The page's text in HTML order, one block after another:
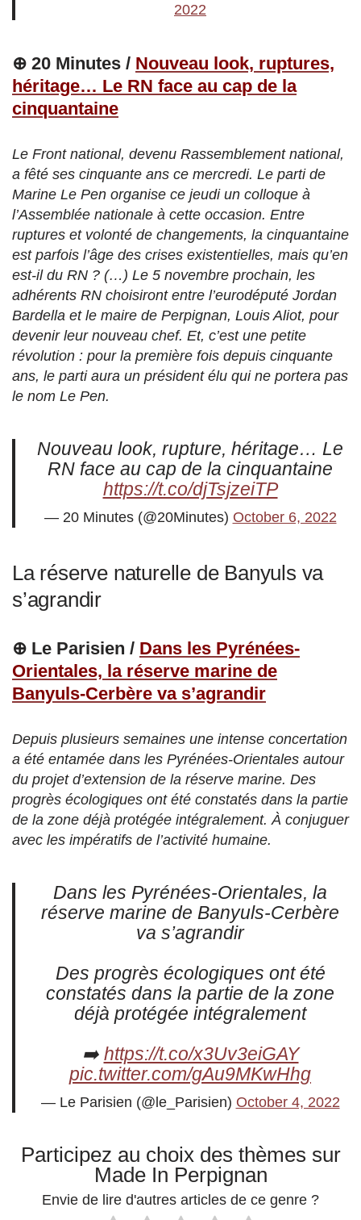
2022
⊕ 20 Minutes / Nouveau look, ruptures,
héritage… Le RN face au cap de la
cinquantaine
Le Front national, devenu Rassemblement national,
a fêté ses cinquante ans ce mercredi. Le parti de
Marine Le Pen organise ce jeudi un colloque à
l’Assemblée nationale à cette occasion. Entre
ruptures et volonté de changements, la cinquantaine
est parfois l’âge des crises existentielles, mais qu’en
est-il du RN ? (…) Le 5 novembre prochain, les
adhérents RN choisiront entre l’eurodéputé Jordan
Bardella et le maire de Perpignan, Louis Aliot, pour
devenir leur nouveau chef. Et, c’est une petite
révolution : pour la première fois depuis cinquante
ans, le parti aura un président élu qui ne portera pas
le nom Le Pen.
Nouveau look, rupture, héritage… Le
RN face au cap de la cinquantaine
https://t.co/djTsjzeiTP
— 20 Minutes (@20Minutes) October 6, 2022
La réserve naturelle de Banyuls va
s’agrandir
⊕ Le Parisien / Dans les Pyrénées-
Orientales, la réserve marine de
Banyuls-Cerbère va s’agrandir
Depuis plusieurs semaines une intense concertation
a été entamée dans les Pyrénées-Orientales autour
du projet d’extension de la réserve marine. Des
progrès écologiques ont été constatés dans la partie
de la zone déjà protégée intégralement. À conjuguer
avec les impératifs de l’activité humaine.
Dans les Pyrénées-Orientales, la
réserve marine de Banyuls-Cerbère
va s’agrandir
Des progrès écologiques ont été
constatés dans la partie de la zone
déjà protégée intégralement
➡️ https://t.co/x3Uv3eiGAY
pic.twitter.com/gAu9MKwHhg
— Le Parisien (@le_Parisien) October 4, 2022
Participez au choix des thèmes sur
Made In Perpignan
Envie de lire d'autres articles de ce genre ?